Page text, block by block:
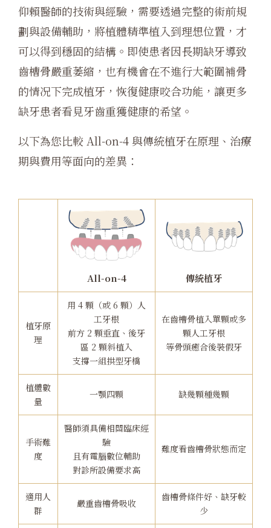
仰賴醫師的技術與經驗，需要透過完整的術前規
劃與設備輔助，將植體精準植入到理想位置，才
可以得到穩固的結構。即使患者因長期缺牙導致
齒槽骨嚴重萎縮，也有機會在不進行大範圍補骨
的情况下完成植牙，恢復健康咬合功能，讓更多
缺牙患者看見牙齒重獲健康的希望。
以下為您比較 All-on-4 與傳統植牙在原理、治療
期與費用等面向的差異：
All-on-4 傳統植牙
植牙原
理
用 4 顆（或 6 顆）人
工牙根
前方 2 顆垂直、後牙
區 2 顆斜植入
支撐一組拱型牙橋
在齒槽骨植入單顆或多
顆人工牙根
等骨頭癒合後裝假牙
植體數
量
一顎四顆 缺幾顆種幾顆
手術難
度
醫師須具備相關臨床經
驗
且有電腦數位輔助
對診所設備要求高
難度看齒槽骨狀態而定
適用人
群
嚴重齒槽骨吸收
齒槽骨條件好、缺牙較
少